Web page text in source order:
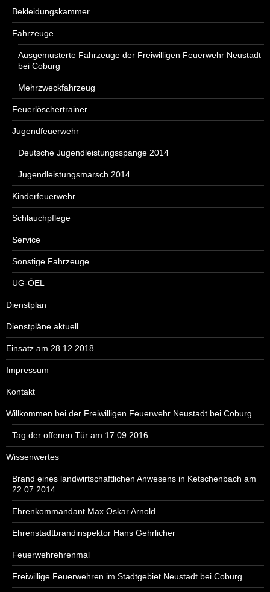
Bekleidungskammer
Fahrzeuge
Ausgemusterte Fahrzeuge der Freiwilligen Feuerwehr Neustadt
bei Coburg
Mehrzweckfahrzeug
Feuerlöschertrainer
Jugendfeuerwehr
Deutsche Jugendleistungsspange 2014
Jugendleistungsmarsch 2014
Kinderfeuerwehr
Schlauchpflege
Service
Sonstige Fahrzeuge
UG-ÖEL
Dienstplan
Dienstpläne aktuell
Einsatz am 28.12.2018
Impressum
Kontakt
Willkommen bei der Freiwilligen Feuerwehr Neustadt bei Coburg
Tag der offenen Tür am 17.09.2016
Wissenwertes
Brand eines landwirtschaftlichen Anwesens in Ketschenbach am
22.07.2014
Ehrenkommandant Max Oskar Arnold
Ehrenstadtbrandinspektor Hans Gehrlicher
Feuerwehrehrenmal
Freiwillige Feuerwehren im Stadtgebiet Neustadt bei Coburg